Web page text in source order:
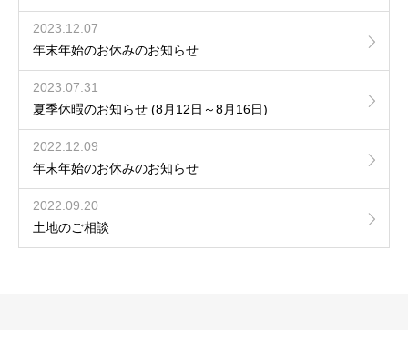
2023.12.07
年末年始のお休みのお知らせ
2023.07.31
夏季休暇のお知らせ (8月12日～8月16日)
2022.12.09
年末年始のお休みのお知らせ
2022.09.20
土地のご相談